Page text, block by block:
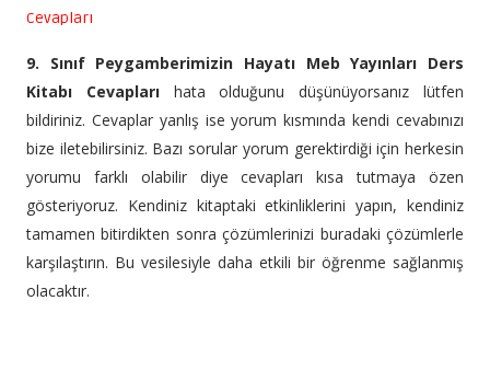
Cevapları
9. Sınıf Peygamberimizin Hayatı Meb Yayınları Ders
Kitabı Cevapları hata olduğunu düşünüyorsanız lütfen
bildiriniz. Cevaplar yanlış ise yorum kısmında kendi cevabınızı
bize iletebilirsiniz. Bazı sorular yorum gerektirdiği için herkesin
yorumu farklı olabilir diye cevapları kısa tutmaya özen
gösteriyoruz. Kendiniz kitaptaki etkinliklerini yapın, kendiniz
tamamen bitirdikten sonra çözümlerinizi buradaki çözümlerle
karşılaştırın. Bu vesilesiyle daha etkili bir öğrenme sağlanmış
olacaktır.